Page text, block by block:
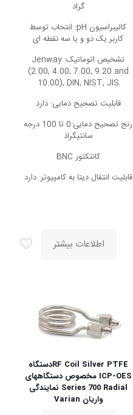
گراد
کالیبراسیون pH: انتخاب توسط
کاربر یک دو و یا سه نقطه ای
تشخیص اتوماتیک: Jenway
(2.00, 4.00, 7.00, 9.20 and
10.00), DIN, NIST, JIS
قابلیت تصحیح دمایی: دارد
رنج تصحیح دمایی:0 تا 100 درجه
سانتیگراد
کانتکتور BNC
قابلیت انتقال دیتا به کامپیوتر: دارد
اطلاعات بیشتر
RF Coil Silver PTFEدستگاه
ICP-OES مخصوص دستگاههای
Series 700 Radial نمایندگی
واریان Varian